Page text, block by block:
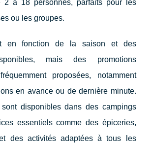
2 à 18 personnes, parfaits pour les
ou les groupes.
en fonction de la saison et des
mais des promotions
proposées, notamment
en avance ou de dernière minute.
sont disponibles dans des campings
essentiels comme des épiceries,
des activités adaptées à tous les